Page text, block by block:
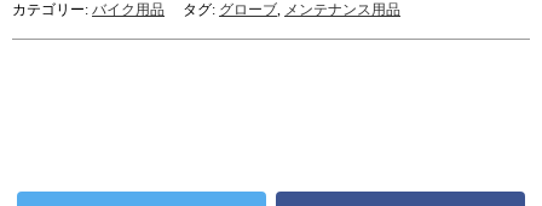
カテゴリー: バイク用品 タグ: グローブ, メンテナンス用品